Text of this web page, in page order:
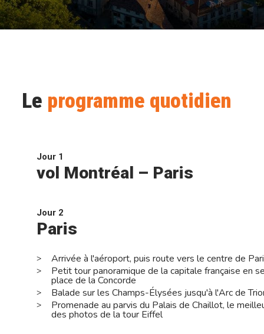
Le programme quotidien
Jour 1
vol Montréal – Paris
Jour 2
Paris
Arrivée à l'aéroport, puis route vers le centre de
Petit tour panoramique de la capitale française en
place de la Concorde
Balade sur les Champs-Élysées jusqu'à l'Arc de
Promenade au parvis du Palais de Chaillot, le
des photos de la tour Eiffel